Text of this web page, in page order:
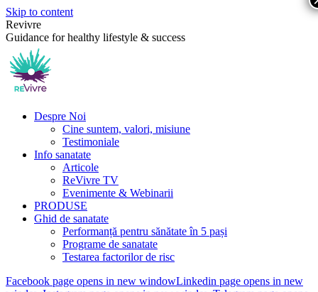
Skip to content
Revivre
Guidance for healthy lifestyle & success
Despre Noi
Cine suntem, valori, misiune
Testimoniale
Info sanatate
Articole
ReVivre TV
Evenimente & Webinarii
PRODUSE
Ghid de sanatate
Performanță pentru sănătate în 5 pași
Programe de sanatate
Testarea factorilor de risc
Facebook page opens in new windowLinkedin page opens in new